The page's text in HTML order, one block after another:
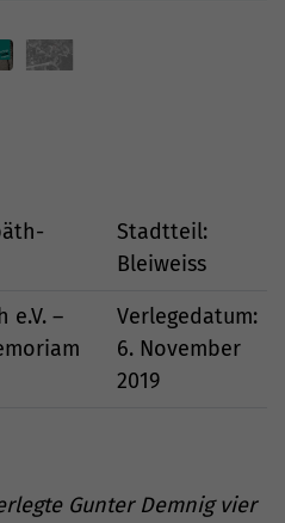
Stadtteil:
Bleiweiss
e.V. –
Verlegedatum:
6. November
2019
Gunter Demnig vier